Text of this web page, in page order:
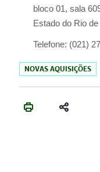
bloco 01, sala
Estado do Rio
Telefone: (021)
NOVAS AQUISIÇÕES